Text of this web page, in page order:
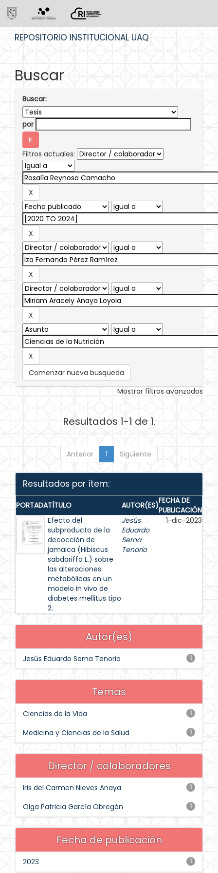
REPOSITORIO INSTITUCIONAL UAQ
Buscar
Buscar:
por
Filtros actuales:
Comenzar nueva busqueda
Mostrar filtros avanzados
Resultados 1-1 de 1.
Anterior 1 Siguiente
Resultados por ítem:
PORTADATÍTULO AUTOR(ES)FECHA DE
PUBLICACIÓN
Efecto del
subproducto de la
decocción de
jamaica (Hibiscus
sabdariffa L.) sobre
las alteraciones
metabólicas en un
modelo in vivo de
diabetes mellitus tipo
2.
Jesús
Eduardo
Serna
Tenorio
1-dic-2023
Autor(es)
1
Jesús Eduardo Serna Tenorio
Temas
1
Ciencias de la Vida
1
Medicina y Ciencias de la Salud
Director / colaboradores
1
Iris del Carmen Nieves Anaya
1
Olga Patricia García Obregón
Fecha de publicación
1
2023